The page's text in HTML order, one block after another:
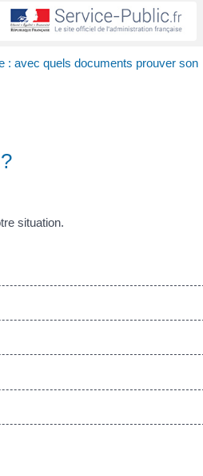
: avec quels documents prouver son
situation.